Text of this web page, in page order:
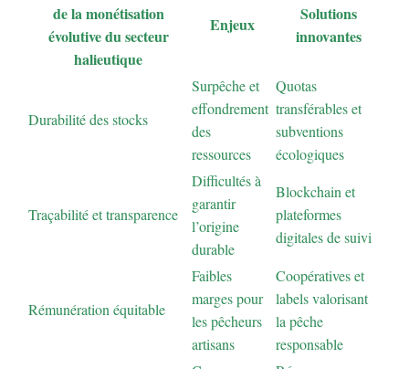
de la monétisation
évolutive du secteur
halieutique
Enjeux
Solutions
innovantes
Durabilité des stocks
Surpêche et
effondrement
des
ressources
Quotas
transférables et
subventions
écologiques
Traçabilité et transparence
Difficultés à
garantir
l’origine
durable
Blockchain et
plateformes
digitales de suivi
Rémunération équitable
Faibles
marges pour
les pêcheurs
artisans
Coopératives et
labels valorisant
la pêche
responsable